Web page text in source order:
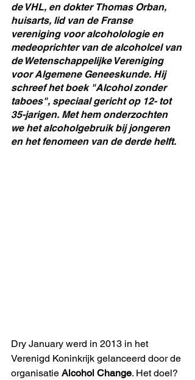
de VHL, en dokter Thomas Orban,
huisarts, lid van de Franse
vereniging voor alcoholologie en
medeoprichter van de alcoholcel van
de Wetenschappelijke Vereniging
voor Algemene Geneeskunde. Hij
schreef het boek "Alcohol zonder
taboes", speciaal gericht op 12- tot
35-jarigen. Met hem onderzochten
we het alcoholgebruik bij jongeren
en het fenomeen van de derde helft.
Dry January werd in 2013 in het
Verenigd Koninkrijk gelanceerd door de
organisatie Alcohol Change. Het doel?